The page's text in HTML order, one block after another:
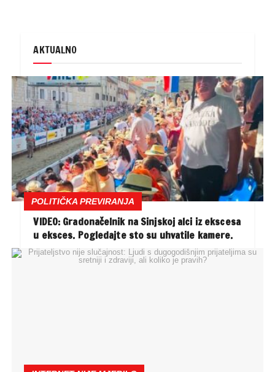
AKTUALNO
POLITIČKA PREVIRANJA
VIDEO: Gradonačelnik na Sinjskoj alci iz ekscesa
u eksces. Pogledajte sto su uhvatile kamere.